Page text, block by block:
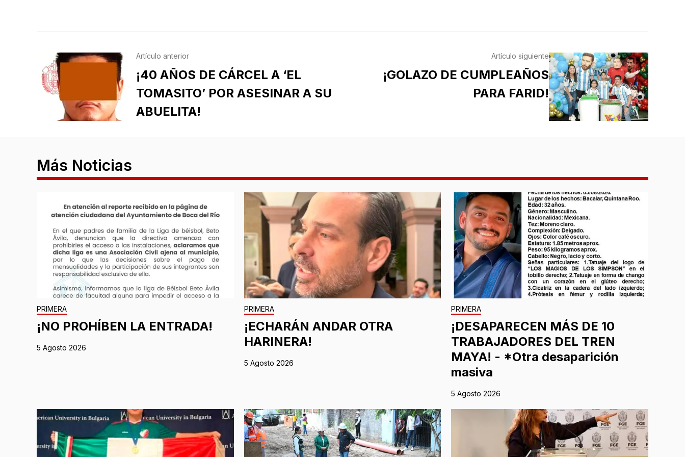
SEGURIDAD (SPS)
Artículo anterior
¡40 AÑOS DE CÁRCEL A ‘EL
TOMASITO’ POR ASESINAR A SU
ABUELITA!
Artículo siguiente
¡GOLAZO DE CUMPLEAÑOS
PARA FARID!
Más Noticias
PRIMERA
¡NO PROHÍBEN LA ENTRADA!
5 Agosto 2026
PRIMERA
¡ECHARÁN ANDAR OTRA
HARINERA!
5 Agosto 2026
PRIMERA
¡DESAPARECEN MÁS DE 10
TRABAJADORES DEL TREN
MAYA! - *Otra desaparición
masiva
5 Agosto 2026